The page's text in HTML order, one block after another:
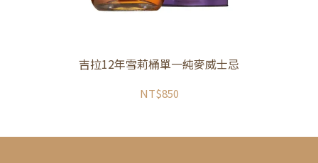
吉拉12年雪莉桶單一純麥威士忌
NT$850